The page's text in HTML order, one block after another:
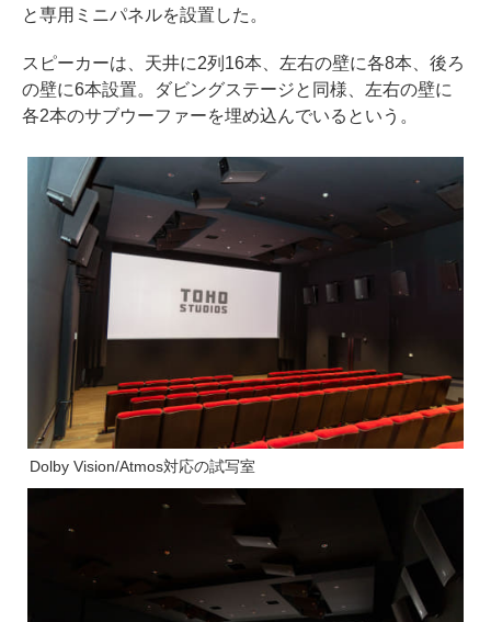
と専用ミニパネルを設置した。
スピーカーは、天井に2列16本、左右の壁に各8本、後ろ
の壁に6本設置。ダビングステージと同様、左右の壁に
各2本のサブウーファーを埋め込んでいるという。
Dolby Vision/Atmos対応の試写室